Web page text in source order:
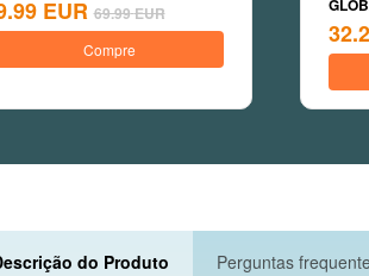
EUR 69.99EUR
Compre
do Produto Perguntas